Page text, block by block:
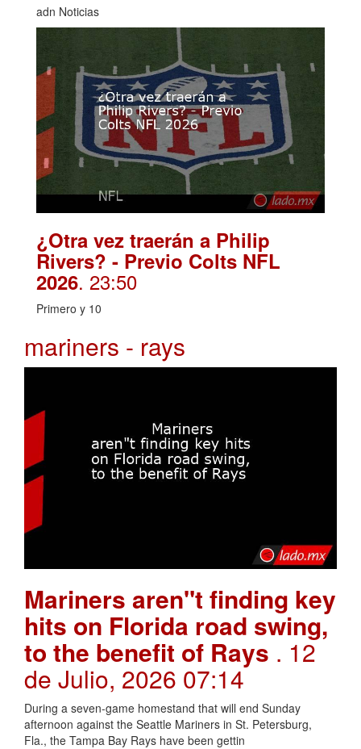
adn Noticias
¿Otra vez traerán a Philip
Rivers? - Previo Colts NFL
2026. 23:50
Primero y 10
mariners - rays
Mariners aren"t finding key
hits on Florida road swing,
to the benefit of Rays . 12
de Julio, 2026 07:14
During a seven-game homestand that will end Sunday
afternoon against the Seattle Mariners in St. Petersburg,
Fla., the Tampa Bay Rays have been gettin